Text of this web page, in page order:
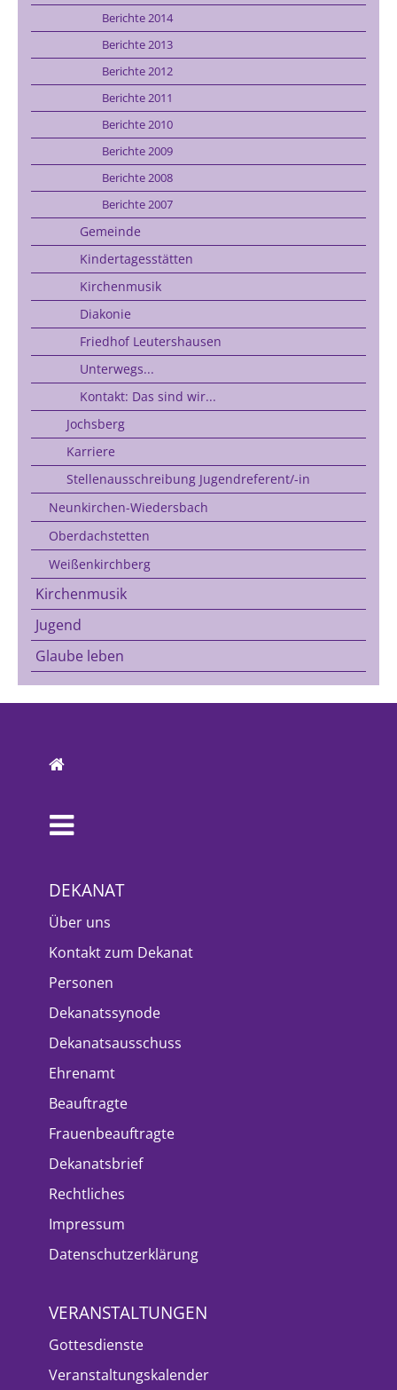
Berichte 2014
Berichte 2013
Berichte 2012
Berichte 2011
Berichte 2010
Berichte 2009
Berichte 2008
Berichte 2007
Gemeinde
Kindertagesstätten
Kirchenmusik
Diakonie
Friedhof Leutershausen
Unterwegs...
Kontakt: Das sind wir...
Jochsberg
Karriere
Stellenausschreibung Jugendreferent/-in
Neunkirchen-Wiedersbach
Oberdachstetten
Weißenkirchberg
Kirchenmusik
Jugend
Glaube leben
DEKANAT
Über uns
Kontakt zum Dekanat
Personen
Dekanatssynode
Dekanatsausschuss
Ehrenamt
Beauftragte
Frauenbeauftragte
Dekanatsbrief
Rechtliches
Impressum
Datenschutzerklärung
VERANSTALTUNGEN
Gottesdienste
Veranstaltungskalender